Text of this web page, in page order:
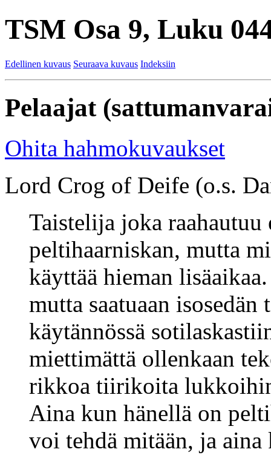
TSM Osa 9, Luku
Edellinen kuvaus Seuraava kuvaus Indeksiin
Pelaajat
Ohita hahmokuvaukset
Lord Crog of Deife (o.s.
Taistelija joka raahautuu
peltihaarniskan, mutta
käyttää hieman
mutta saatuaan
käytännössä
miettimättä ollenkaan
rikkoa tiirikoita
Aina kun hänellä on
voi tehdä mitään, ja